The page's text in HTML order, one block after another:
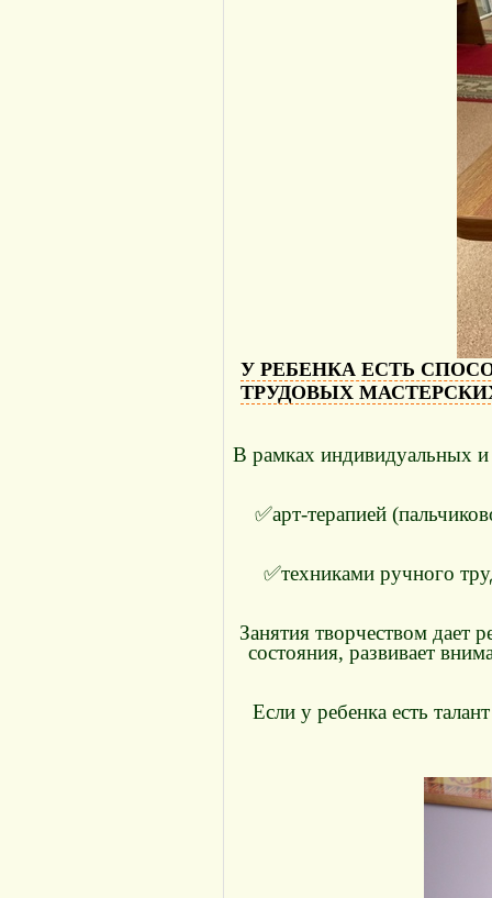
У РЕБЕНКА ЕСТЬ
ТРУДОВЫХ
В рамках индивидуальных и
✅арт-терапией
✅техниками ручного
Занятия творчеством дает
состояния, развивает
Если у ребенка есть